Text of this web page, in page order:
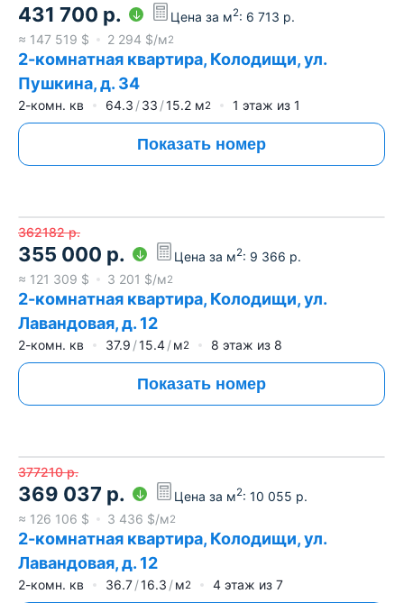
431 700 р. Цена за м2: 6 713 р.
≈ 147 519 $ 2 294 $/м2
2-комнатная квартира, Колодищи, ул.
Пушкина, д. 34
2-комн. кв 64.3 33 15.2 м2 1 этаж из 1
Показать номер
362182 р.
355 000 р. Цена за м2: 9 366 р.
≈ 121 309 $ 3 201 $/м2
2-комнатная квартира, Колодищи, ул.
Лавандовая, д. 12
2-комн. кв 37.9 15.4 м2 8 этаж из 8
Показать номер
377210 р.
369 037 р. Цена за м2: 10 055 р.
≈ 126 106 $ 3 436 $/м2
2-комнатная квартира, Колодищи, ул.
Лавандовая, д. 12
2-комн. кв 36.7 16.3 м2 4 этаж из 7